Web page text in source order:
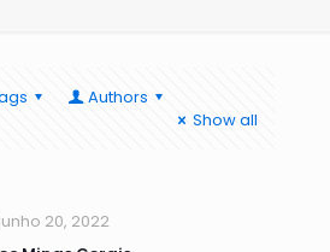
Authors
Show all
junho 20, 2022